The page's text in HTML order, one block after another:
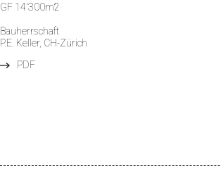
GF 14'300m2
Bauherrschaft
P.E. Keller, CH-Zürich
PDF